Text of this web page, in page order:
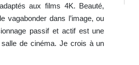
aux films 4K. Beauté,
vagabonder dans l’image, ou
passif et actif est une
de cinéma. Je crois à un